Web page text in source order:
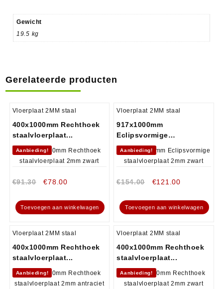
Gewicht
19.5 kg
Gerelateerde producten
Vloerplaat 2MM staal
400x1000mm Rechthoek
staalvloerplaat...
Aanbieding!
€91.30 €78.00
Toevoegen aan winkelwagen
Vloerplaat 2MM staal
917x1000mm
Eclipsvormige
staalvloerplaat...
Aanbieding!
€154.00 €121.00
Toevoegen aan winkelwagen
Vloerplaat 2MM staal
400x1000mm Rechthoek
staalvloerplaat...
Aanbieding!
Vloerplaat 2MM staal
400x1000mm Rechthoek
staalvloerplaat...
Aanbieding!